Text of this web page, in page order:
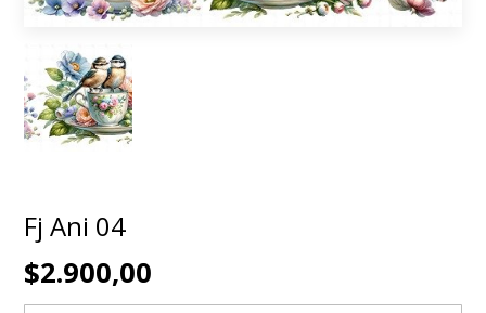
Fj Ani 04
$2.900,00